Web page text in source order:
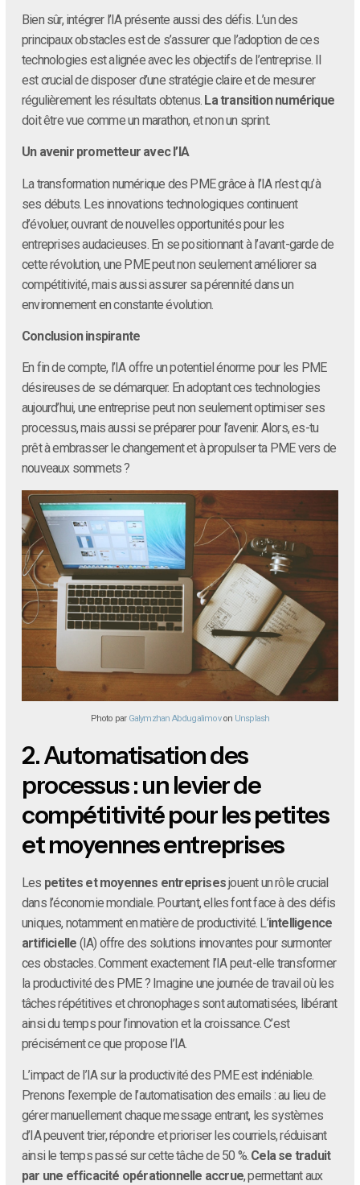
Bien sûr, intégrer l’IA présente aussi des défis. L’un des
principaux obstacles est de s’assurer que l’adoption de ces
technologies est alignée avec les objectifs de l’entreprise. Il
est crucial de disposer d’une stratégie claire et de mesurer
régulièrement les résultats obtenus. La transition numérique
doit être vue comme un marathon, et non un sprint.
Un avenir prometteur avec l’IA
La transformation numérique des PME grâce à l’IA n’est qu’à
ses débuts. Les innovations technologiques continuent
d’évoluer, ouvrant de nouvelles opportunités pour les
entreprises audacieuses. En se positionnant à l’avant-garde de
cette révolution, une PME peut non seulement améliorer sa
compétitivité, mais aussi assurer sa pérennité dans un
environnement en constante évolution.
Conclusion inspirante
En fin de compte, l’IA offre un potentiel énorme pour les PME
désireuses de se démarquer. En adoptant ces technologies
aujourd’hui, une entreprise peut non seulement optimiser ses
processus, mais aussi se préparer pour l’avenir. Alors, es-tu
prêt à embrasser le changement et à propulser ta PME vers de
nouveaux sommets ?
Photo par Galymzhan Abdugalimovon Unsplash
2.Automatisation des
processus : un levier de
compétitivité pour les petites
et moyennes entreprises
Les petites et moyennes entreprisesjouent un rôle crucial
dans l’économie mondiale. Pourtant, elles font face à des défis
uniques, notamment en matière de productivité. L’intelligence
artificielle (IA) offre des solutions innovantes pour surmonter
ces obstacles. Comment exactement l’IA peut-elle transformer
la productivité des PME ? Imagine une journée de travail où les
tâches répétitives et chronophages sont automatisées, libérant
ainsi du temps pour l’innovation et la croissance. C’est
précisément ce que propose l’IA.
L’impact de l’IA sur la productivité des PME est indéniable.
Prenons l’exemple de l’automatisation des emails : au lieu de
gérer manuellement chaque message entrant, les systèmes
d’IA peuvent trier, répondre et prioriser les courriels, réduisant
ainsi le temps passé sur cette tâche de 50 %. Cela se traduit
par une efficacité opérationnelle accrue, permettant aux